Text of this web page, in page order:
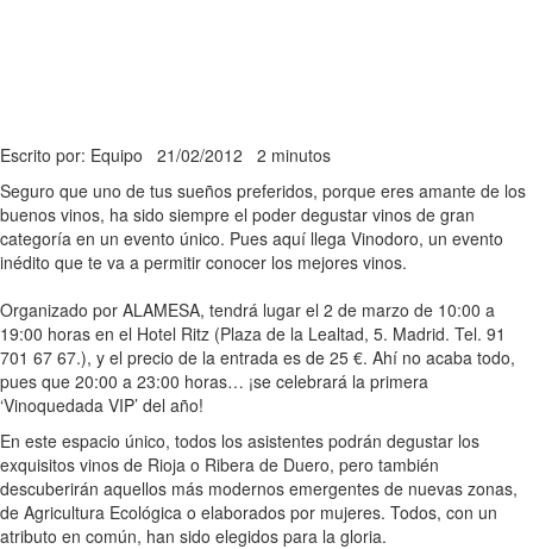
Escrito por: Equipo 21/02/2012 2 minutos
Seguro que uno de tus sueños preferidos, porque eres amante de los
buenos vinos, ha sido siempre el poder degustar vinos de gran
categoría en un evento único. Pues aquí llega Vinodoro, un evento
inédito que te va a permitir conocer los mejores vinos.
Organizado por ALAMESA, tendrá lugar el 2 de marzo de 10:00 a
19:00 horas en el Hotel Ritz (Plaza de la Lealtad, 5. Madrid. Tel. 91
701 67 67.), y el precio de la entrada es de 25 €. Ahí no acaba todo,
pues que 20:00 a 23:00 horas… ¡se celebrará la primera
‘Vinoquedada VIP’ del año!
En este espacio único, todos los asistentes podrán degustar los
exquisitos vinos de Rioja o Ribera de Duero, pero también
descuberirán aquellos más modernos emergentes de nuevas zonas,
de Agricultura Ecológica o elaborados por mujeres. Todos, con un
atributo en común, han sido elegidos para la gloria.